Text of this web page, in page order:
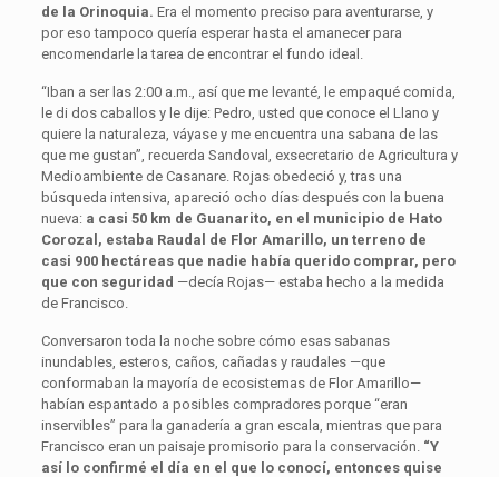
de la Orinoquia. Era el momento preciso para aventurarse, y
por eso tampoco quería esperar hasta el amanecer para
encomendarle la tarea de encontrar el fundo ideal.
“Iban a ser las 2:00 a.m., así que me levanté, le empaqué comida,
le di dos caballos y le dije: Pedro, usted que conoce el Llano y
quiere la naturaleza, váyase y me encuentra una sabana de las
que me gustan”, recuerda Sandoval, exsecretario de Agricultura y
Medioambiente de Casanare. Rojas obedeció y, tras una
búsqueda intensiva, apareció ocho días después con la buena
nueva: a casi 50 km de Guanarito, en el municipio de Hato
Corozal, estaba Raudal de Flor Amarillo, un terreno de
casi 900 hectáreas que nadie había querido comprar, pero
que con seguridad —decía Rojas— estaba hecho a la medida
de Francisco.
Conversaron toda la noche sobre cómo esas sabanas
inundables, esteros, caños, cañadas y raudales —que
conformaban la mayoría de ecosistemas de Flor Amarillo—
habían espantado a posibles compradores porque “eran
inservibles” para la ganadería a gran escala, mientras que para
Francisco eran un paisaje promisorio para la conservación.“Y
así lo confirmé el día en el que lo conocí, entonces quise